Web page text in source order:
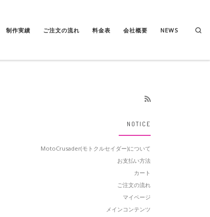
制作実績 ご注文の流れ 料金表 会社概要 NEWS
NOTICE
MotoCrusader(モトクルセイダー)について
お支払い方法
カート
ご注文の流れ
マイページ
メインコンテンツ